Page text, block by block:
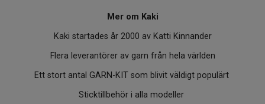
Mer om Kaki
Kaki startades år 2000 av Katti Kinnander
Flera leverantörer av garn från hela världen
Ett stort antal GARN-KIT som blivit väldigt populärt
Sticktillbehör i alla modeller